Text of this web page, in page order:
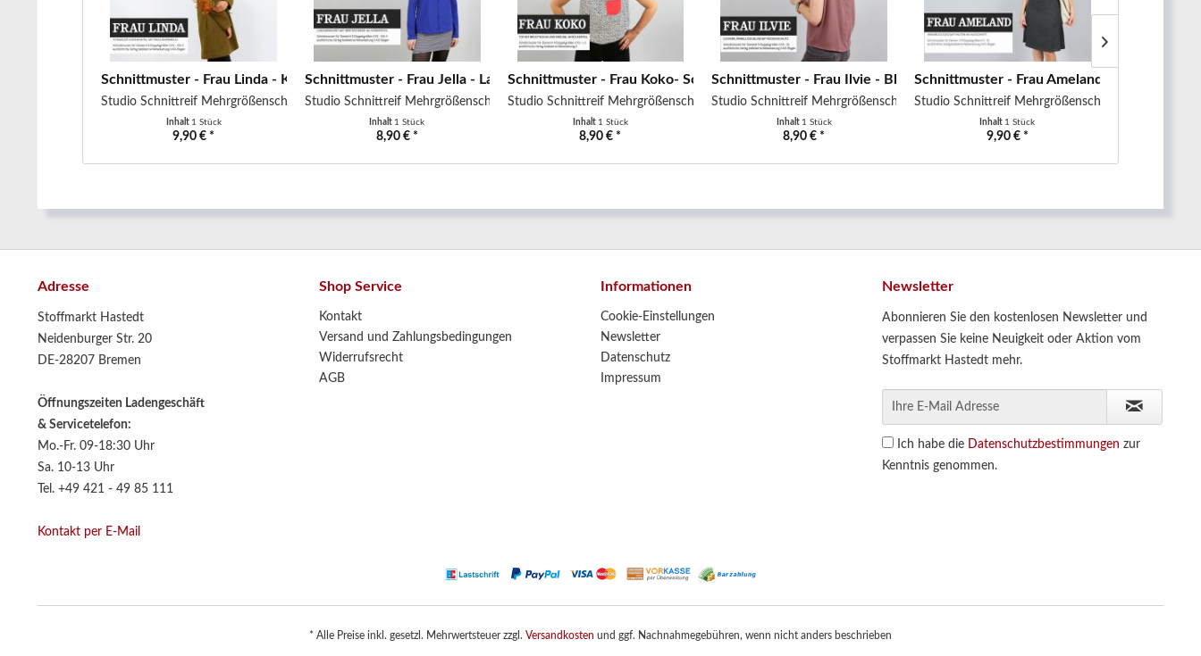
Schnittmuster - Frau Linda - Kurzmantel mit...
Studio Schnittreif Mehrgrößenschnitt
Inhalt 1 Stück
9,90 € *
Schnittmuster - Frau Jella - Langarmshirt mit...
Studio Schnittreif Mehrgrößenschnitt
Inhalt 1 Stück
8,90 € *
Schnittmuster - Frau Koko- Sommertop aus Webware
Studio Schnittreif Mehrgrößenschnitt
Inhalt 1 Stück
8,90 € *
Schnittmuster - Frau Ilvie - Bluse mit...
Studio Schnittreif Mehrgrößenschnitt
Inhalt 1 Stück
8,90 € *
Schnittmuster - Frau Ameland - Kleid mit
Studio Schnittreif Mehrgrößenschnitt
Inhalt 1 Stück
9,90 € *
Adresse
Stoffmarkt Hastedt
Neidenburger Str. 20
DE-28207 Bremen
Öffnungszeiten Ladengeschäft
& Servicetelefon:
Mo.-Fr. 09-18:30 Uhr
Sa. 10-13 Uhr
Tel. +49 421 - 49 85 111
Kontakt per E-Mail
Shop Service
Kontakt
Versand und Zahlungsbedingungen
Widerrufsrecht
AGB
Informationen
Cookie-Einstellungen
Newsletter
Datenschutz
Impressum
Newsletter
Abonnieren Sie den kostenlosen Newsletter und
verpassen Sie keine Neuigkeit oder Aktion vom
Stoffmarkt Hastedt mehr.
Ich habe die Datenschutzbestimmungen zur
Kenntnis genommen.
* Alle Preise inkl. gesetzl. Mehrwertsteuer zzgl. Versandkosten und ggf. Nachnahmegebühren, wenn nicht anders beschrieben